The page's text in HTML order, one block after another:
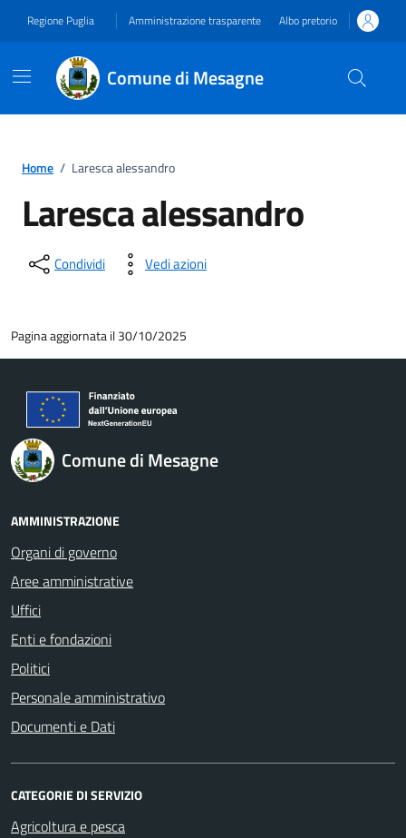
Regione Puglia Amministrazione trasparente Albo pretorio
Comune di Mesagne
Home / Laresca alessandro
Laresca alessandro
Condividi Vedi azioni
Pagina aggiornata il 30/10/2025
Comune di Mesagne
AMMINISTRAZIONE
Organi di governo
Aree amministrative
Uffici
Enti e fondazioni
Politici
Personale amministrativo
Documenti e Dati
CATEGORIE DI SERVIZIO
Agricoltura e pesca